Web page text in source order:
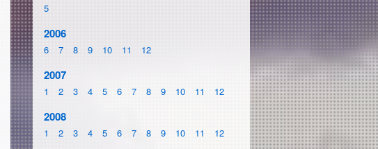
5
2006
6 7 8 9 10 11 12
2007
1 2 3 4 5 6 7 8 9 10 11 12
2008
1 2 3 4 5 6 7 8 9 10 11 12